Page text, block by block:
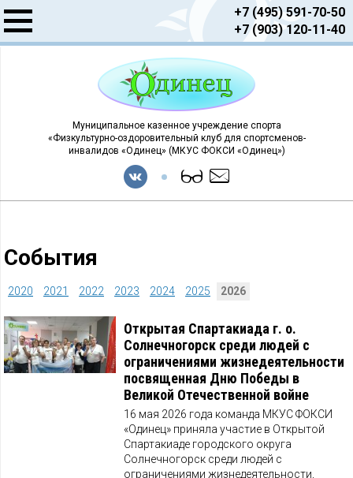
+7 (495) 591-70-50
+7 (903) 120-11-40
Муниципальное казенное учреждение спорта
«Физкультурно-оздоровительный клуб для спортсменов-
инвалидов «Одинец» (МКУС ФОКСИ «Одинец»)
События
2020 2021 2022 2023 2024 2025 2026
Открытая Спартакиада г. о.
Солнечногорск среди людей с
ограничениями жизнедеятельности
посвященная Дню Победы в
Великой Отечественной войне
16 мая 2026 года команда МКУС ФОКСИ
«Одинец» приняла участие в Открытой
Спартакиаде городского округа
Солнечногорск среди людей с
ограничениями жизнедеятельности,